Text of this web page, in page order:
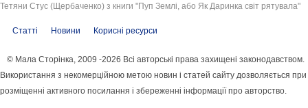
Тетяни Стус (Щербаченко) з книги "Пуп Землі, або Як Даринка світ рятувала"
Статті Новини Корисні ресурси
© Мала Сторінка, 2009 -2026 Всі авторські права захищені законодавством.
Використання з некомерційною метою новин і статей сайту дозволяється при
розміщенні активного посилання і збереженні інформації про авторство.